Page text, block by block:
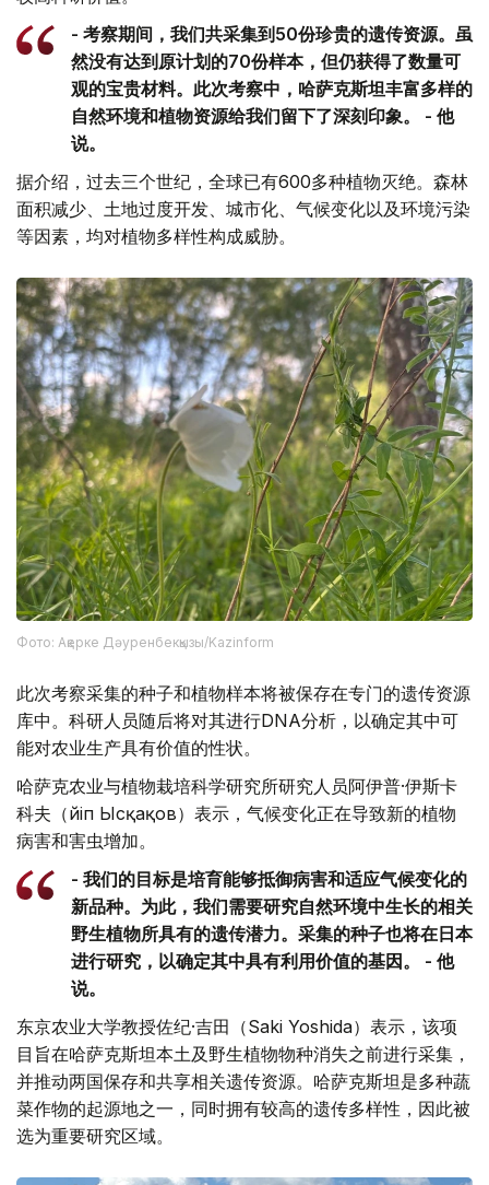
- 考察期间，我们共采集到50份珍贵的遗传资源。虽
然没有达到原计划的70份样本，但仍获得了数量可
观的宝贵材料。此次考察中，哈萨克斯坦丰富多样的
自然环境和植物资源给我们留下了深刻印象。 - 他
说。
据介绍，过去三个世纪，全球已有600多种植物灭绝。森林
面积减少、土地过度开发、城市化、气候变化以及环境污染
等因素，均对植物多样性构成威胁。
Фото: Ақерке Дәуренбекқызы/Kazinform
此次考察采集的种子和植物样本将被保存在专门的遗传资源
库中。科研人员随后将对其进行DNA分析，以确定其中可
能对农业生产具有价值的性状。
哈萨克农业与植物栽培科学研究所研究人员阿伊普·伊斯卡
科夫（Әйіп Ысқақов）表示，气候变化正在导致新的植物
病害和害虫增加。
- 我们的目标是培育能够抵御病害和适应气候变化的
新品种。为此，我们需要研究自然环境中生长的相关
野生植物所具有的遗传潜力。采集的种子也将在日本
进行研究，以确定其中具有利用价值的基因。 - 他
说。
东京农业大学教授佐纪·吉田（Saki Yoshida）表示，该项
目旨在哈萨克斯坦本土及野生植物物种消失之前进行采集，
并推动两国保存和共享相关遗传资源。哈萨克斯坦是多种蔬
菜作物的起源地之一，同时拥有较高的遗传多样性，因此被
选为重要研究区域。